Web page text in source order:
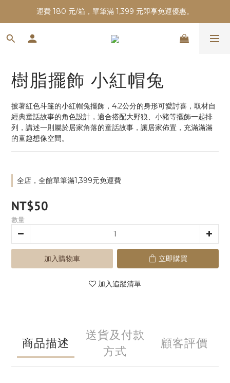
運費 180 元/箱，單筆滿 1,399 元即享免運優惠。
樹脂擺飾 小紅帽兔
披著紅色斗篷的小紅帽兔擺飾，4.2公分的身形可愛討喜，取材自
經典童話故事的角色設計，適合搭配大野狼、小豬等擺飾一起排
列，講述一則屬於居家角落的童話故事，讓居家佈置，充滿滿滿
的童趣想像空間。
全店，全館單筆滿1,399元免運費
NT$50
數量
加入購物車 立即購買
加入追蹤清單
商品描述
送貨及付款
方式
顧客評價